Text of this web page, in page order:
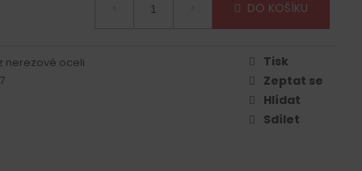
DO KOŠÍKU
nerezové oceli
Tisk
Zeptat se
Hlídat
Sdílet